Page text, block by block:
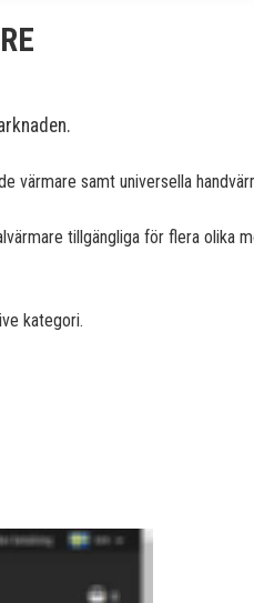
värmare samt universella
tillgängliga för flera olika
kategori.